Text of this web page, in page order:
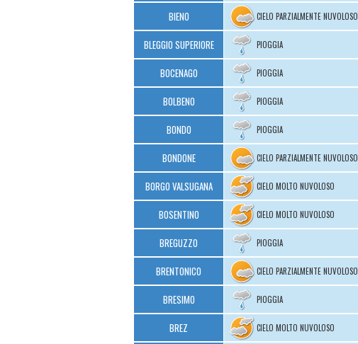
BIENO CIELO PARZIALMENTE NUVOLOSO
BLEGGIO SUPERIORE PIOGGIA
BOCENAGO PIOGGIA
BOLBENO PIOGGIA
BONDO PIOGGIA
BONDONE CIELO PARZIALMENTE NUVOLOSO
BORGO VALSUGANA CIELO MOLTO NUVOLOSO
BOSENTINO CIELO MOLTO NUVOLOSO
BREGUZZO PIOGGIA
BRENTONICO CIELO PARZIALMENTE NUVOLOSO
BRESIMO PIOGGIA
BREZ CIELO MOLTO NUVOLOSO